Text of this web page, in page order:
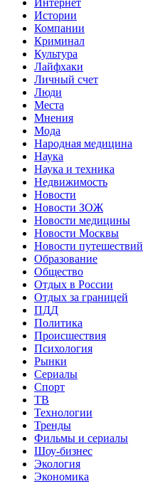
Интернет
Истории
Компании
Криминал
Культура
Лайфхаки
Личный счет
Люди
Места
Мнения
Мода
Народная медицина
Наука
Наука и техника
Недвижимость
Новости
Новости ЗОЖ
Новости медицины
Новости Москвы
Новости путешествий
Образование
Общество
Отдых в России
Отдых за границей
ПДД
Политика
Происшествия
Психология
Рынки
Сериалы
Спорт
ТВ
Технологии
Тренды
Фильмы и сериалы
Шоу-бизнес
Экология
Экономика